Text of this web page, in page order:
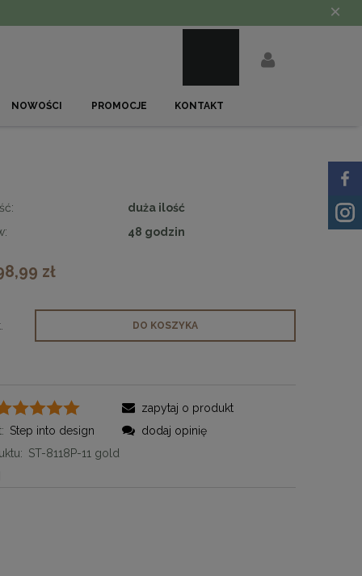
×
NOWOŚCI PROMOCJE KONTAKT
duża ilość
48 godzin
zł
DO KOSZYKA
Step into design
ST-8118P-11 gold
zapytaj o produkt
dodaj opinię